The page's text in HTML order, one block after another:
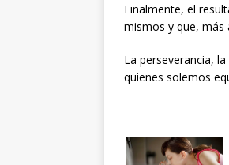
Finalmente, el
mismos y que,
La perseverancia,
quienes solemos